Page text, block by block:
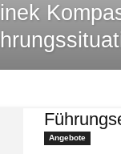
Angebote